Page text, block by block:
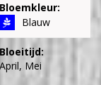
Bloemkleur:
Blauw
Bloeitijd:
April, Mei